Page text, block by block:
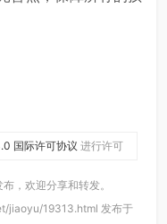
国际许可协议 进行许可
，欢迎分享和转发。
jiaoyu/19313.html 发布于